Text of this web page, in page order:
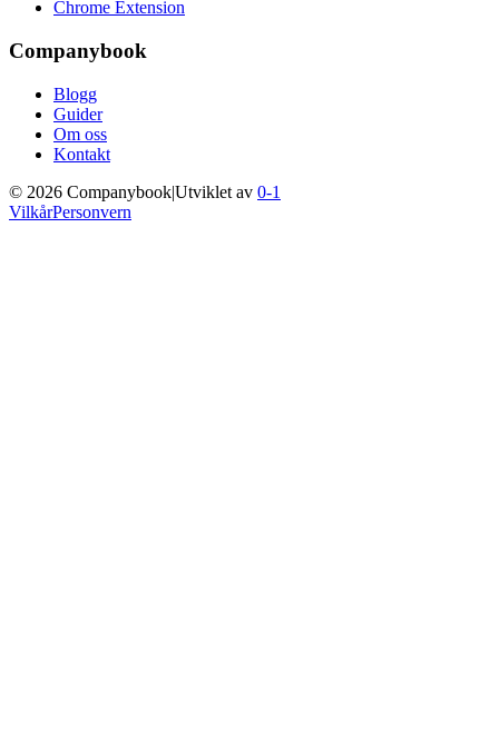
Chrome Extension
Companybook
Blogg
Guider
Om oss
Kontakt
© 2026 Companybook|Utviklet av 0-1
VilkårPersonvern